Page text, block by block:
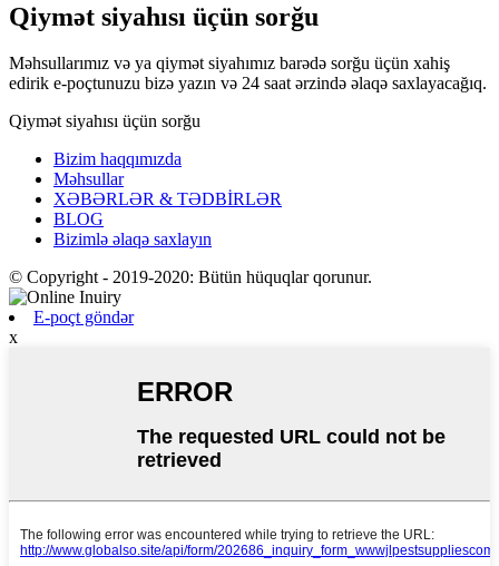
Qiymət siyahısı üçün sorğu
Məhsullarımız və ya qiymət siyahımız barədə sorğu üçün xahiş
edirik e-poçtunuzu bizə yazın və 24 saat ərzində əlaqə saxlayacağıq.
Qiymət siyahısı üçün sorğu
Bizim haqqımızda
Məhsullar
XƏBƏRLƏR & TƏDBİRLƏR
BLOG
Bizimlə əlaqə saxlayın
© Copyright - 2019-2020: Bütün hüquqlar qorunur.
E-poçt göndər
x